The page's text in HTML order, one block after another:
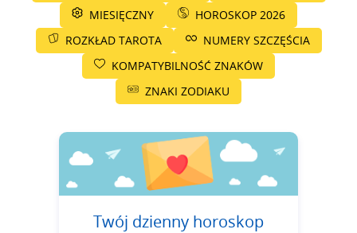
MIESIĘCZNY
HOROSKOP 2026
ROZKŁAD TAROTA
NUMERY SZCZĘŚCIA
KOMPATYBILNOŚĆ ZNAKÓW
ZNAKI ZODIAKU
Twój dzienny horoskop